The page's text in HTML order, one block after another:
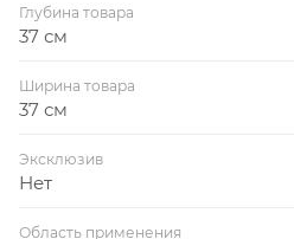
Глубина товара
37 см
Ширина товара
37 см
Эксклюзив
Нет
Область применения